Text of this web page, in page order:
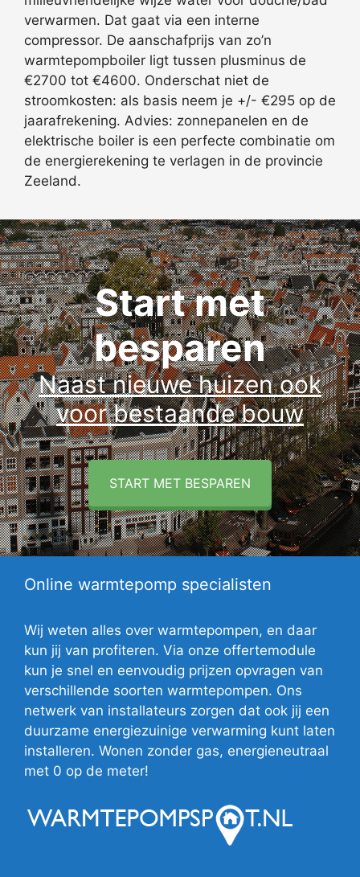
verwarmen. Dat gaat via een interne
compressor. De aanschafprijs van zo’n
warmtepompboiler ligt tussen plusminus de
€2700 tot €4600. Onderschat niet de
stroomkosten: als basis neem je +/- €295 op de
jaarafrekening. Advies: zonnepanelen en de
elektrische boiler is een perfecte combinatie om
de energierekening te verlagen in de provincie
Zeeland.
Start met
besparen
Naast nieuwe huizen ook
voor bestaande bouw
START MET BESPAREN
Online warmtepomp specialisten
Wij weten alles over warmtepompen, en daar
kun jij van profiteren. Via onze offertemodule
kun je snel en eenvoudig prijzen opvragen van
verschillende soorten warmtepompen. Ons
netwerk van installateurs zorgen dat ook jij een
duurzame energiezuinige verwarming kunt laten
installeren. Wonen zonder gas, energieneutraal
met 0 op de meter!